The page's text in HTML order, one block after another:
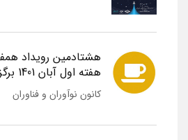
هشتادمین رویداد
هفته اول آبان 1401 برگزار می شود
کانون نوآوران و فناوران